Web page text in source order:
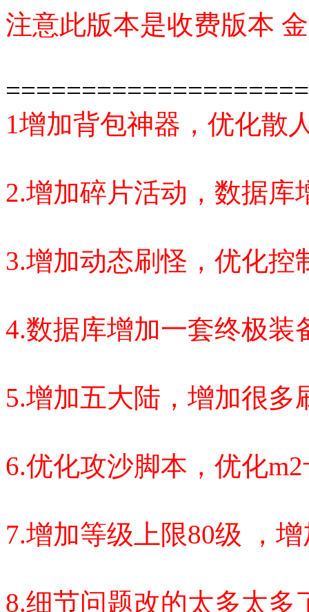
注意此版本是收费版本
1增加背包神器，优化散
2.增加碎片活动，数据库
3.增加动态刷怪，优化控
4.数据库增加一套终极
5.增加五大陆，增加很多
6.优化攻沙脚本，优化
7.增加等级上限80级 ，
8.细节问题改的太多太多